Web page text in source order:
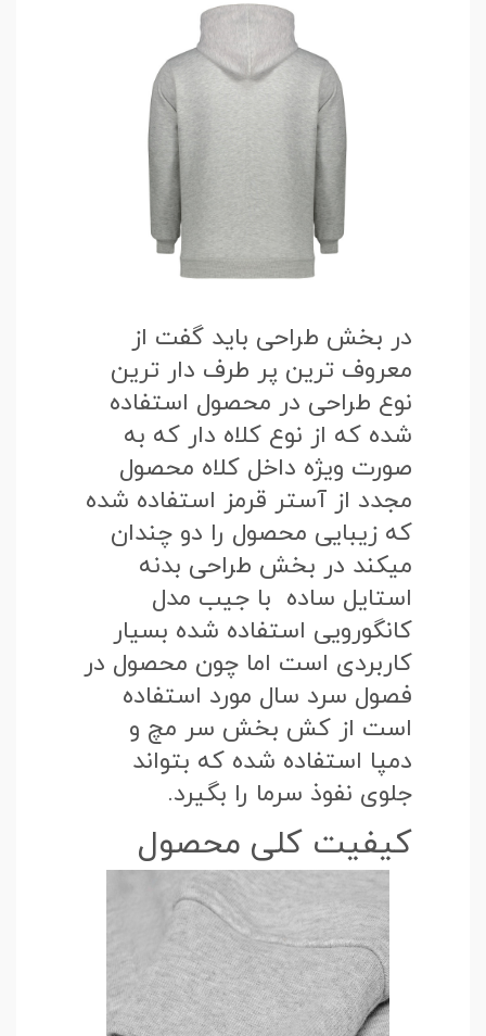
در بخش طراحی باید گفت از
معروف ترین پر طرف دار ترین
نوع طراحی در محصول استفاده
شده که از نوع کلاه دار که به
صورت ویژه داخل کلاه محصول
مجدد از آستر قرمز استفاده شده
که زیبایی محصول را دو چندان
میکند در بخش طراحی بدنه
استایل ساده با جیب مدل
کانگورویی استفاده شده بسیار
کاربردی است اما چون محصول در
فصول سرد سال مورد استفاده
است از کش بخش سر مچ و
دمپا استفاده شده که بتواند
جلوی نفوذ سرما را بگیرد.
کیفیت کلی محصول